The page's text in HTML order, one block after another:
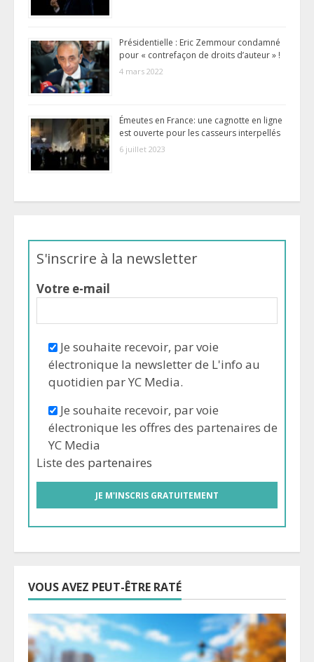
Présidentielle : Eric Zemmour condamné
pour « contrefaçon de droits d’auteur » !
4 mars 2022
Émeutes en France: une cagnotte en ligne
est ouverte pour les casseurs interpellés
6 juillet 2023
S'inscrire à la newsletter
Votre e-mail
Je souhaite recevoir, par voie
électronique la newsletter de L'info au
quotidien par YC Media.
Je souhaite recevoir, par voie
électronique les offres des partenaires de
YC Media
Liste des partenaires
VOUS AVEZ PEUT-ÊTRE RATÉ